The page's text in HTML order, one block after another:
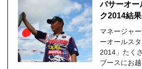
バサーオー
ク2014結果
マネージャ
ーオールス
2014」たく
ブースにお